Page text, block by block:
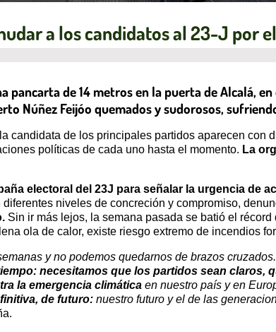
a los candidatos al 23-J por
pancarta de 14 metros en la puerta de Alcalá,
Núñez Feijóo quemados y sudorosos,
candidata de los principales partidos aparecen con
políticas de cada uno hasta el momento. La
electoral del 23J para señalar la urgencia de
niveles de concreción y compromiso,
Sin ir más lejos, la semana pasada se batió el
ola de calor, existe riesgo extremo de incendios
y no podemos quedarnos de brazos
necesitamos que los partidos sean claros,
la emergencia climática en nuestro país y en
de futuro: nuestro futuro y el de las